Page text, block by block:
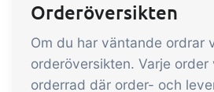
Orderöversikten
Om du har väntande ordrar
orderöversikten. Varje order
orderrad där order- och